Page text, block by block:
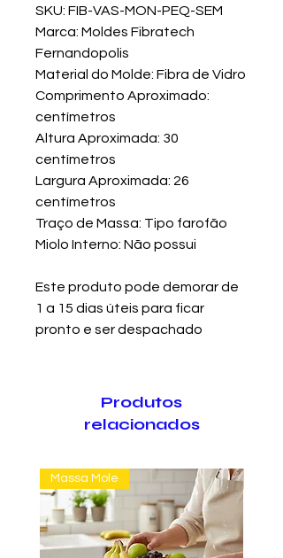
SKU: FIB-VAS-MON-PEQ-SEM
Marca: Moldes Fibratech
Fernandopolis
Material do Molde: Fibra de Vidro
Comprimento Aproximado:
centímetros
Altura Aproximada: 30
centímetros
Largura Aproximada: 26
centímetros
Traço de Massa: Tipo farofão
Miolo Interno: Não possui
Este produto pode demorar de
1 a 15 dias úteis para ficar
pronto e ser despachado
Produtos
relacionados
Massa Mole